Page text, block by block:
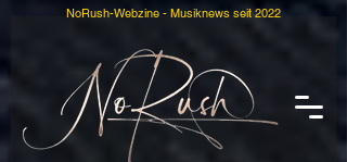
NoRush-Webzine - Musiknews seit 2022